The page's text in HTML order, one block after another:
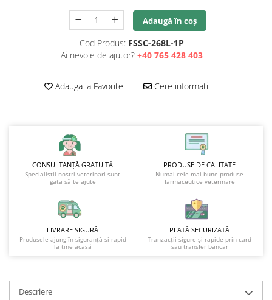
Adaugă în coș
Cod Produs: FSSC-268L-1P
Ai nevoie de ajutor? +40 765 428 403
Adauga la Favorite Cere informatii
CONSULTANȚĂ GRATUITĂ
Specialiștii noștri veterinari sunt
gata să te ajute
PRODUSE DE CALITATE
Numai cele mai bune produse
farmaceutice veterinare
LIVRARE SIGURĂ
Produsele ajung în siguranță și rapid
la tine acasă
PLATĂ SECURIZATĂ
Tranzacții sigure și rapide prin card
sau transfer bancar
Descriere